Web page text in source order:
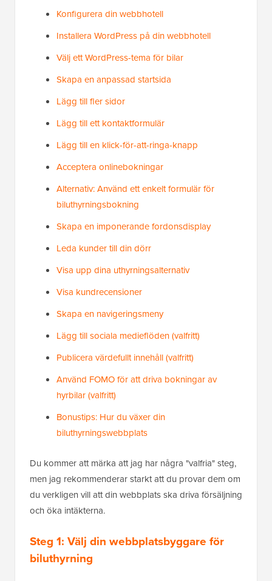
Konfigurera din webbhotell
Installera WordPress på din webbhotell
Välj ett WordPress-tema för bilar
Skapa en anpassad startsida
Lägg till fler sidor
Lägg till ett kontaktformulär
Lägg till en klick-för-att-ringa-knapp
Acceptera onlinebokningar
Alternativ: Använd ett enkelt formulär för
biluthyrningsbokning
Skapa en imponerande fordonsdisplay
Leda kunder till din dörr
Visa upp dina uthyrningsalternativ
Visa kundrecensioner
Skapa en navigeringsmeny
Lägg till sociala medieflöden (valfritt)
Publicera värdefullt innehåll (valfritt)
Använd FOMO för att driva bokningar av
hyrbilar (valfritt)
Bonustips: Hur du växer din
biluthyrningswebbplats
Du kommer att märka att jag har några "valfria" steg,
men jag rekommenderar starkt att du provar dem om
du verkligen vill att din webbplats ska driva försäljning
och öka intäkterna.
Steg 1: Välj din webbplatsbyggare för
biluthyrning